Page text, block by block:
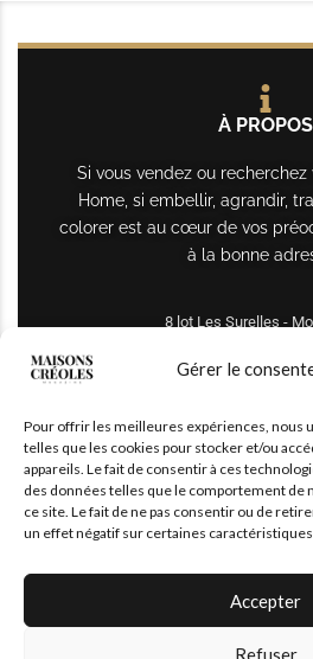
Gérer le
Pour offrir les meilleures expériences, nous
telles que les cookies pour stocker et/ou
appareils. Le fait de consentir à ces
des données telles que le comportement de
ce site. Le fait de ne pas consentir ou de
un effet négatif sur certaines
Accepter
Refuser
À PROPOS
Si vous vendez ou
Home, si embellir, agrandir,
colorer est au cœur de vos
à la bonne
8 lot Les Surelles -